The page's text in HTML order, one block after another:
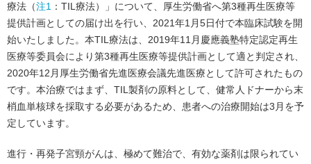
療法（注1 ：TIL療法）」について、厚生労働省へ第3種再生医療等
提供計画としての届け出を行い、2021年1月5日付で本臨床試験を開
始いたしました。本TIL療法は、2019年11月慶應義塾特定認定再生
医療等委員会により第3種再生医療等提供計画として適と判定され、
2020年12月厚生労働省先進医療会議先進医療として許可されたもの
です。本治療ではまず、TIL製剤の原料として、健常人ドナーから末
梢血単核球を採取する必要があるため、患者への治療開始は3月を予
定しています。
進行・再発子宮頸がんは、極めて難治で、有効な薬剤は限られてい